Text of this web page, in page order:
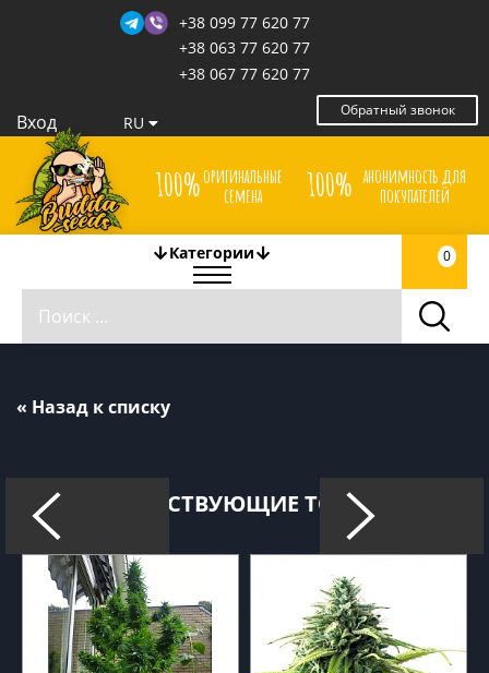
+38 099 77 620 77
+38 063 77 620 77
+38 067 77 620 77
Обратный звонок
Вход RU
100%оригинальные
семена
100% анонимность для
покупателей
Категории 0
« Назад к списку
СОПУТСТВУЮЩИЕ ТОВАРЫ